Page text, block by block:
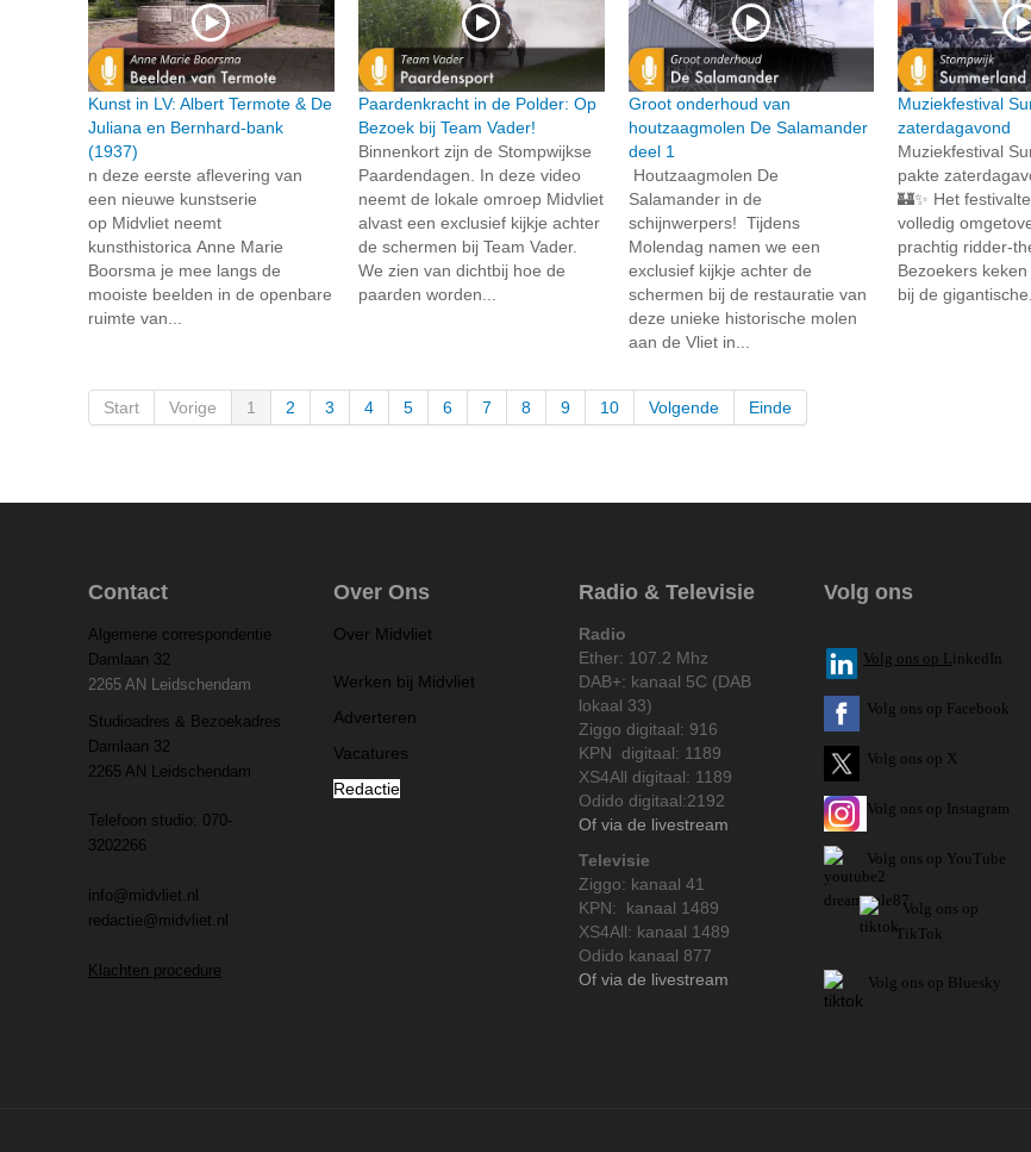
Kunst in LV: Albert Termote & De
Juliana en Bernhard-bank
(1937)
n deze eerste aflevering van
een nieuwe kunstserie
op Midvliet neemt
kunsthistorica Anne Marie
Boorsma je mee langs de
mooiste beelden in de openbare
ruimte van...
Paardenkracht in de Polder: Op
Bezoek bij Team Vader!
Binnenkort zijn de Stompwijkse
Paardendagen. In deze video
neemt de lokale omroep Midvliet
alvast een exclusief kijkje achter
de schermen bij Team Vader.
We zien van dichtbij hoe de
paarden worden...
Groot onderhoud van
houtzaagmolen De Salamander
deel 1
Houtzaagmolen De
Salamander in de
schijnwerpers! Tijdens
Molendag namen we een
exclusief kijkje achter de
schermen bij de restauratie van
deze unieke historische molen
aan de Vliet in...
Muziekfestival
zaterdagavond
Muziekfestival
pakte
🏰✨ Het
volledig
prachtig ridder-
Bezoekers
bij de
Start Vorige 1 2 3 4 5 6 7 8 9 10 Volgende Einde
Contact
Algemene correspondentie
Damlaan 32
2265 AN Leidschendam
Studioadres & Bezoekadres
Damlaan 32
2265 AN Leidschendam
Telefoon studio: 070-
3202266
info@midvliet.nl
redactie@midvliet.nl
Klachten procedure
Over Ons
Over Midvliet
Werken bij Midvliet
Adverteren
Vacatures
Redactie
Radio & Televisie
Radio
Ether: 107.2 Mhz
DAB+: kanaal 5C (DAB
lokaal 33)
Ziggo digitaal: 916
KPN digitaal: 1189
XS4All digitaal: 1189
Odido digitaal:2192
Of via de livestream
Televisie
Ziggo: kanaal 41
KPN: kanaal 1489
XS4All: kanaal 1489
Odido kanaal 877
Of via de livestream
Volg ons
Volg ons op L inkedIn
Volg ons op Facebook
Volg ons op X
Volg ons op Instagram
Volg ons op YouTube
Volg ons op
TikTok
Volg ons op Bluesky